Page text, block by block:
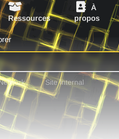
Ressources
À
propos
Site Internal